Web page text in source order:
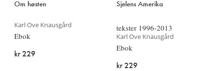
Om høsten
Karl Ove Knausgård
Ebok
kr 229
Sjelens Amerika
tekster 1996-2013
Karl Ove Knausgård
Ebok
kr 229